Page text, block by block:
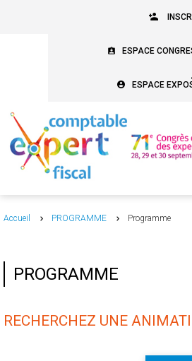
ESPACE
ESPACE
Accueil PROGRAMME Programme
PROGRAMME
RECHERCHEZ UNE